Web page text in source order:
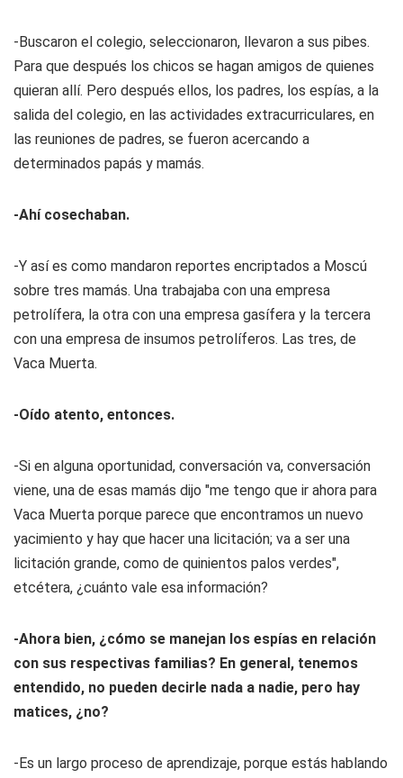
-Buscaron el colegio, seleccionaron, llevaron a sus pibes.
Para que después los chicos se hagan amigos de quienes
quieran allí. Pero después ellos, los padres, los espías, a la
salida del colegio, en las actividades extracurriculares, en
las reuniones de padres, se fueron acercando a
determinados papás y mamás.
-Ahí cosechaban.
-Y así es como mandaron reportes encriptados a Moscú
sobre tres mamás. Una trabajaba con una empresa
petrolífera, la otra con una empresa gasífera y la tercera
con una empresa de insumos petrolíferos. Las tres, de
Vaca Muerta.
-Oído atento, entonces.
-Si en alguna oportunidad, conversación va, conversación
viene, una de esas mamás dijo "me tengo que ir ahora para
Vaca Muerta porque parece que encontramos un nuevo
yacimiento y hay que hacer una licitación; va a ser una
licitación grande, como de quinientos palos verdes",
etcétera, ¿cuánto vale esa información?
-Ahora bien, ¿cómo se manejan los espías en relación
con sus respectivas familias? En general, tenemos
entendido, no pueden decirle nada a nadie, pero hay
matices, ¿no?
-Es un largo proceso de aprendizaje, porque estás hablando